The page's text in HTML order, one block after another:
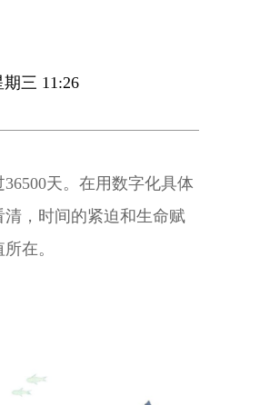
三 11:26
天。在用数字化具体
，时间的紧迫和生命赋
在。